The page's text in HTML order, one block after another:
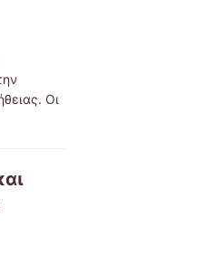
Οι